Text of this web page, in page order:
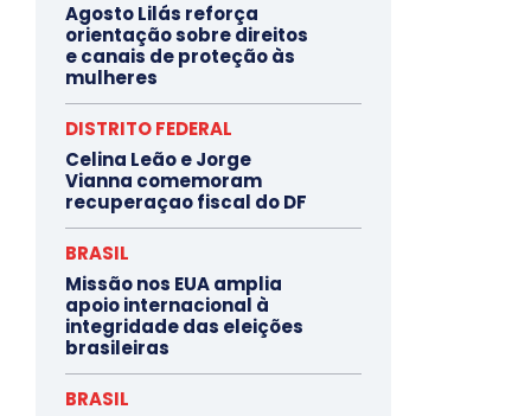
Agosto Lilás reforça
orientação sobre direitos
e canais de proteção às
mulheres
DISTRITO FEDERAL
Celina Leão e Jorge
Vianna comemoram
recuperaçao fiscal do DF
BRASIL
Missão nos EUA amplia
apoio internacional à
integridade das eleições
brasileiras
BRASIL